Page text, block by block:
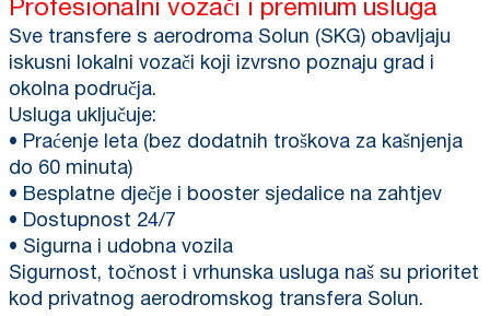
Profesionalni vozači i premium usluga
Sve transfere s aerodroma Solun (SKG) obavljaju
iskusni lokalni vozači koji izvrsno poznaju grad i
okolna područja.
Usluga uključuje:
• Praćenje leta (bez dodatnih troškova za kašnjenja
do 60 minuta)
• Besplatne dječje i booster sjedalice na zahtjev
• Dostupnost 24/7
• Sigurna i udobna vozila
Sigurnost, točnost i vrhunska usluga naš su prioritet
kod privatnog aerodromskog transfera Solun.